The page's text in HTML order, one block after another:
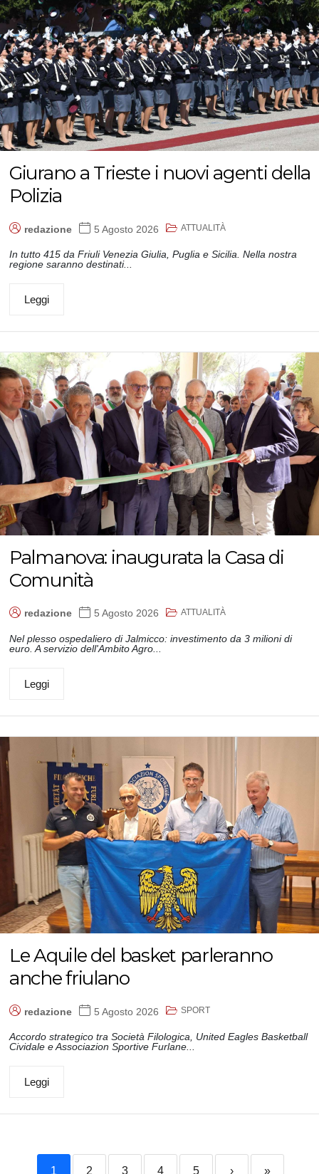
Giurano a Trieste i nuovi agenti della
Polizia
redazione 5 Agosto 2026 ATTUALITÀ
In tutto 415 da Friuli Venezia Giulia, Puglia e Sicilia. Nella nostra
regione saranno destinati...
Leggi
Palmanova: inaugurata la Casa di
Comunità
redazione 5 Agosto 2026 ATTUALITÀ
Nel plesso ospedaliero di Jalmicco: investimento da 3 milioni di
euro. A servizio dell'Ambito Agro...
Leggi
Le Aquile del basket parleranno
anche friulano
redazione 5 Agosto 2026 SPORT
Accordo strategico tra Società Filologica, United Eagles Basketball
Cividale e Associazion Sportive Furlane...
Leggi
1 2 3 4 5 › »